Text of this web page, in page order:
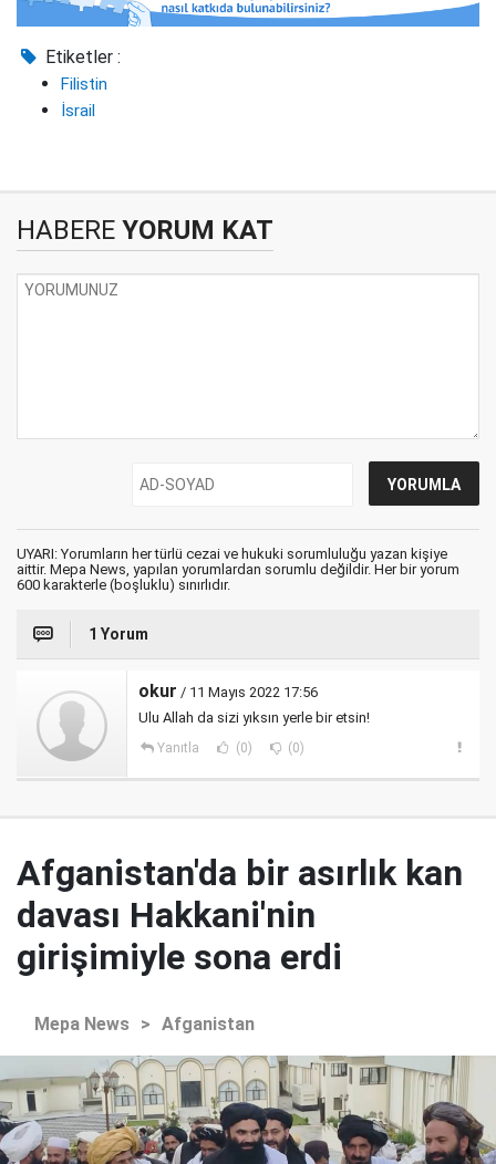
Etiketler :
Filistin
İsrail
HABERE YORUM KAT
UYARI: Yorumların her türlü cezai ve hukuki sorumluluğu yazan kişiye
aittir. Mepa News, yapılan yorumlardan sorumlu değildir. Her bir yorum
600 karakterle (boşluklu) sınırlıdır.
1 Yorum
okur / 11 Mayıs 2022 17:56
Ulu Allah da sizi yıksın yerle bir etsin!
Yanıtla (0) (0)
Afganistan'da bir asırlık kan
davası Hakkani'nin
girişimiyle sona erdi
Mepa News > Afganistan